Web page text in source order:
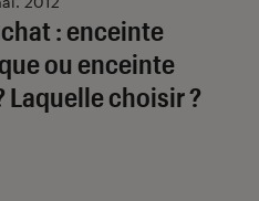
: enceinte
ou enceinte
Laquelle choisir ?